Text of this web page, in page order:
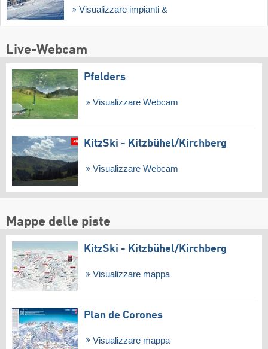
Visualizzare impianti &
Live-Webcam
Pfelders
Visualizzare Webcam
KitzSki - Kitzbühel/​Kirchberg
Visualizzare Webcam
Mappe delle piste
KitzSki - Kitzbühel/​Kirchberg
Visualizzare mappa
Plan de Corones
Visualizzare mappa